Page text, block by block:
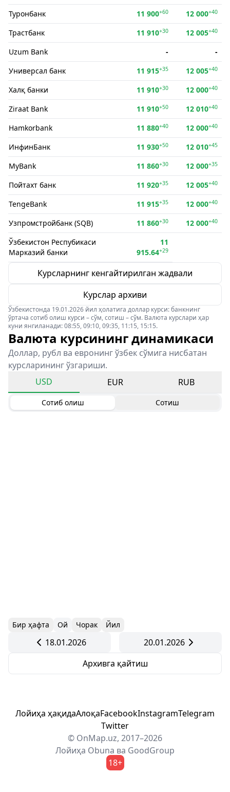
Туронбанк 11 900+60 12 000+40
Трастбанк 11 910+30 12 005+40
Uzum Bank -
-
Универсал банк
11 915+35 12 005+40
Халқ банки 11 910+30 12 000+40
Ziraat Bank 11 910+50 12 010+40
Hamkorbank 11 880+40 12 000+40
ИнфинБанк 11 930+50 12 010+45
MyBank 11 860+30 12 000+35
Пойтахт банк 11 920+35 12 005+40
TengeBank 11 915+35 12 000+40
Узпромстройбанк (SQB) 11 860+30 12 000+40
Ўзбекистон Респубикаси
Марказий банки
11
915.64+29
Курсларнинг кенгайтирилган жадвали
Курслар архиви
Ўзбекистонда 19.01.2026 йил ҳолатига доллар курси: банкнинг
ўртача сотиб олиш курси – сўм, сотиш – сўм. Валюта курслари ҳар
куни янгиланади: 08:55, 09:10, 09:35, 11:15, 15:15.
Валюта курсининг динамикаси
Доллар, рубл ва евронинг ўзбек сўмига нисбатан
курсларининг ўзгариши.
USD
EUR RUB
Сотиб олиш Сотиш
Бир ҳафта Ой Чорак Йил
18.01.2026
20.01.2026
Архивга қайтиш
Лойиҳа ҳақидаАлоқаFacebookInstagramTelegram
Twitter
© OnMap.uz, 2017–2026
Лойиҳа Obuna ва GoodGroup
18+